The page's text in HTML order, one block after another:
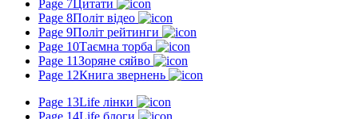
Page 7Цитати
Page 8Політ відео
Page 9Політ рейтинги
Page 10Таємна торба
Page 11Зоряне сяйво
Page 12Книга звернень
Page 13Life лінки
Page 14Life блоги